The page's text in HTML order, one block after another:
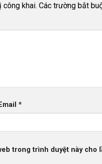
công khai. Các trường bắt
Email *
trong trình duyệt này cho